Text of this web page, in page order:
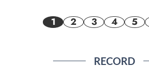
1 2 3 4 5
RECORD